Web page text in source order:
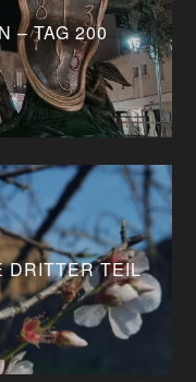
– TAG 200
DRITTER TEIL